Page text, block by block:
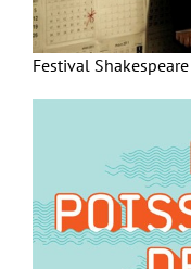
Festival Shakespeare